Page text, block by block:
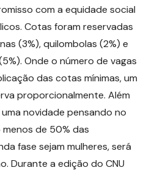
com a equidade social
Cotas foram reservadas
(3%), quilombolas (2%) e
Onde o número de vagas
das cotas mínimas, um
proporcionalmente. Além
novidade pensando no
de 50% das
fase sejam mulheres, será
Durante a edição do CNU